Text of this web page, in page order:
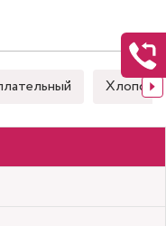
Хлопок